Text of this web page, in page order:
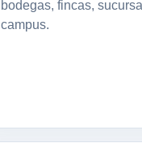
bodegas, fincas,
campus.